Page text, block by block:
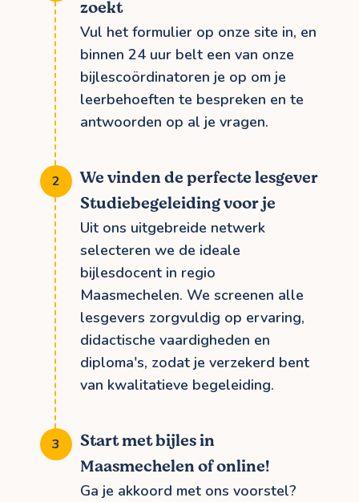
zoekt
Vul het formulier op onze site in, en
binnen 24 uur belt een van onze
bijlescoördinatoren je op om je
leerbehoeften te bespreken en te
antwoorden op al je vragen.
We vinden de perfecte lesgever
Studiebegeleiding voor je
Uit ons uitgebreide netwerk
selecteren we de ideale
bijlesdocent in regio
Maasmechelen. We screenen alle
lesgevers zorgvuldig op ervaring,
didactische vaardigheden en
diploma's, zodat je verzekerd bent
van kwalitatieve begeleiding.
Start met bijles in
Maasmechelen of online!
Ga je akkoord met ons voorstel?